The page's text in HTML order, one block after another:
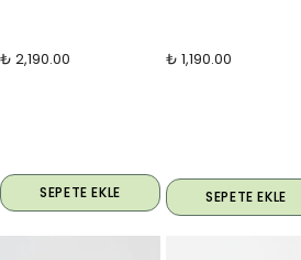
₺ 2,190.00
SEPETE EKLE
₺ 1,190.00
SEPETE EKLE